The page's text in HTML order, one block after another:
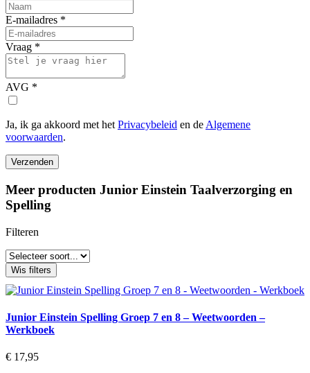
E-mailadres *
Vraag *
AVG *
Ja, ik ga akkoord met het Privacybeleid en de Algemene
voorwaarden.
Verzenden
Meer producten Junior Einstein Taalverzorging en
Spelling
Filteren
Wis filters
Junior Einstein Spelling Groep 7 en 8 – Weetwoorden –
Werkboek
€ 17,95